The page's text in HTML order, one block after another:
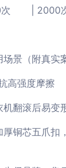
次 |
景（附真实
高强度摩擦
翻滚后易变
铜芯五爪扣